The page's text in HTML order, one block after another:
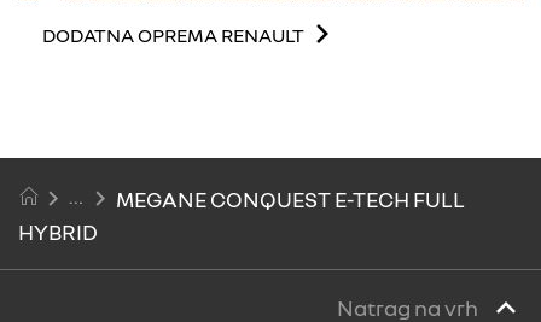
DODATNA OPREMA RENAULT
MEGANE CONQUEST E-TECH FULL
HYBRID
Natrag na vrh